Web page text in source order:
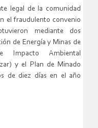
legal de la comunidad
el fraudulento convenio
mediante dos
de Energía y Minas de
Impacto Ambiental
y el Plan de Minado
de diez días en el año